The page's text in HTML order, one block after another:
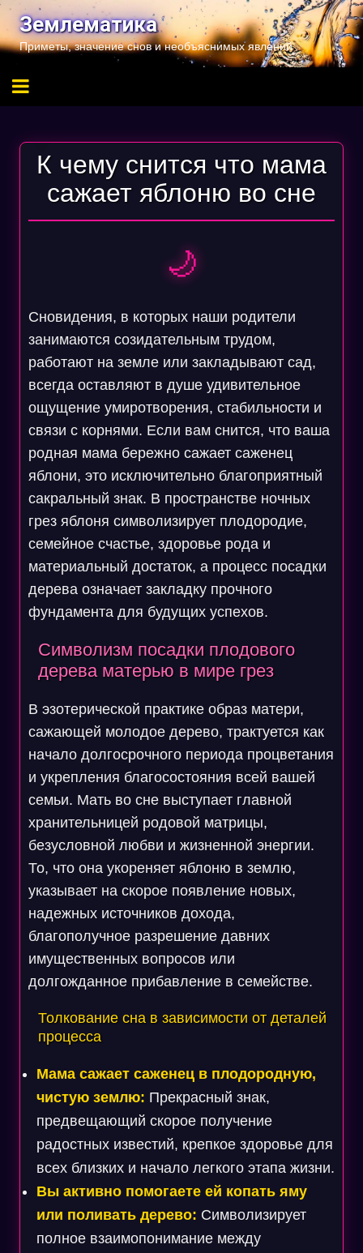
Перейти
содержимому
Землематика
Приметы, значение снов и необъяснимых явлений
К чему снится что мама
сажает яблоню во сне
🌙
Сновидения, в которых наши родители
занимаются созидательным трудом,
работают на земле или закладывают сад,
всегда оставляют в душе удивительное
ощущение умиротворения, стабильности и
связи с корнями. Если вам снится, что ваша
родная мама бережно сажает саженец
яблони, это исключительно благоприятный
сакральный знак. В пространстве ночных
грез яблоня символизирует плодородие,
семейное счастье, здоровье рода и
материальный достаток, а процесс посадки
дерева означает закладку прочного
фундамента для будущих успехов.
Символизм посадки плодового
дерева матерью в мире грез
В эзотерической практике образ матери,
сажающей молодое дерево, трактуется как
начало долгосрочного периода процветания
и укрепления благосостояния всей вашей
семьи. Мать во сне выступает главной
хранительницей родовой матрицы,
безусловной любви и жизненной энергии.
То, что она укореняет яблоню в землю,
указывает на скорое появление новых,
надежных источников дохода,
благополучное разрешение давних
имущественных вопросов или
долгожданное прибавление в семействе.
Толкование сна в зависимости от деталей
процесса
Мама сажает саженец в плодородную,
чистую землю: Прекрасный знак,
предвещающий скорое получение
радостных известий, крепкое здоровье для
всех близких и начало легкого этапа жизни.
Вы активно помогаете ей копать яму
или поливать дерево: Символизирует
полное взаимопонимание между